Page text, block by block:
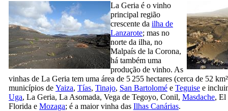
La Geria é o vinho
principal região
crescente da ilha de
Lanzarote; mas no
norte da ilha, no
Malpaís de la Corona,
há também uma
produção de vinho. As
vinhas de La Geria tem uma área de 5 255 hectares (cerca de 52
municípios de Yaiza, Tías, Tinajo, San Bartolomé e Teguise e
Uga, La Geria, La Asomada, Vega de Tegoyo, Conil, Masdache, El
Florida e Mozaga; é a maior vinha das Ilhas Canárias.